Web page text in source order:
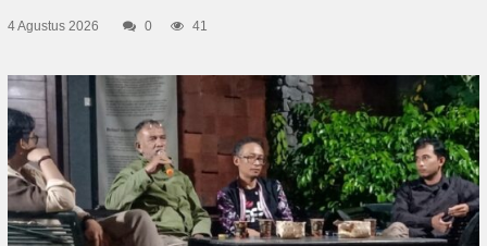
4 Agustus 2026 0 41